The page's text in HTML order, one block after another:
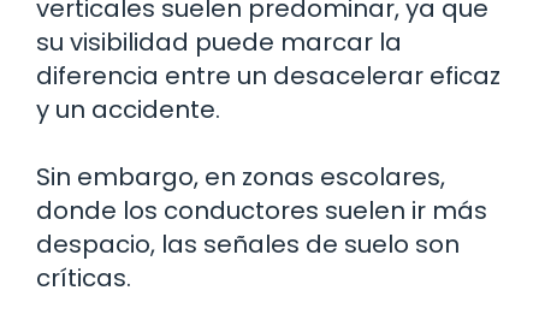
verticales suelen predominar, ya que
su visibilidad puede marcar la
diferencia entre un desacelerar eficaz
y un accidente.
Sin embargo, en zonas escolares,
donde los conductores suelen ir más
despacio, las señales de suelo son
críticas.